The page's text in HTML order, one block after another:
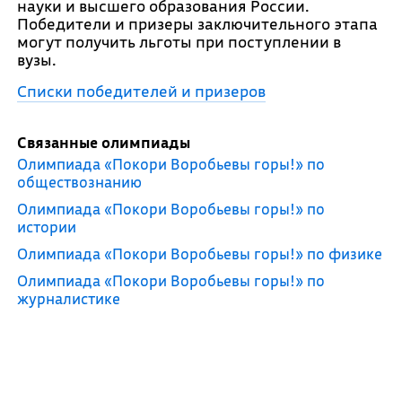
науки и высшего образования России.
Победители и призеры заключительного этапа
могут получить льготы при поступлении в
вузы.
Списки победителей и призеров
Связанные олимпиады
Олимпиада «Покори Воробьевы горы!» по
обществознанию
Олимпиада «Покори Воробьевы горы!» по
истории
Олимпиада «Покори Воробьевы горы!» по физике
Олимпиада «Покори Воробьевы горы!» по
журналистике